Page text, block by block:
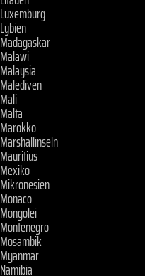
Luxemburg
Lybien
Madagaskar
Malawi
Malaysia
Malediven
Mali
Malta
Marokko
Marshallinseln
Mauritius
Mexiko
Mikronesien
Monaco
Mongolei
Montenegro
Mosambik
Myanmar
Namibia